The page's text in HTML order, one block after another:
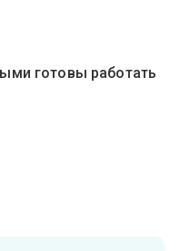
готовы работать